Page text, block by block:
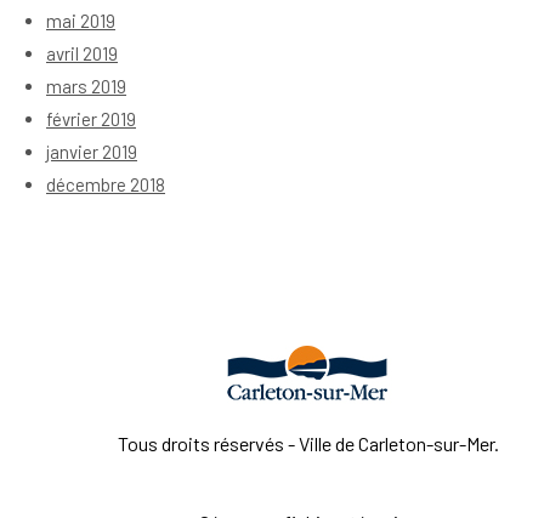
mai 2019
avril 2019
mars 2019
février 2019
janvier 2019
décembre 2018
Tous droits réservés - Ville de Carleton-sur-Mer.